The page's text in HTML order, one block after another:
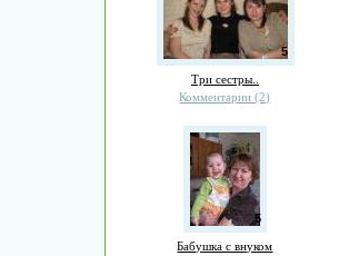
5
Три сестры..
Комментарии (2)
5
Бабушка с внуком